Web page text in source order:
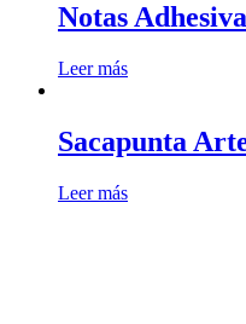
Notas
Leer más
Sacapunta
Leer más